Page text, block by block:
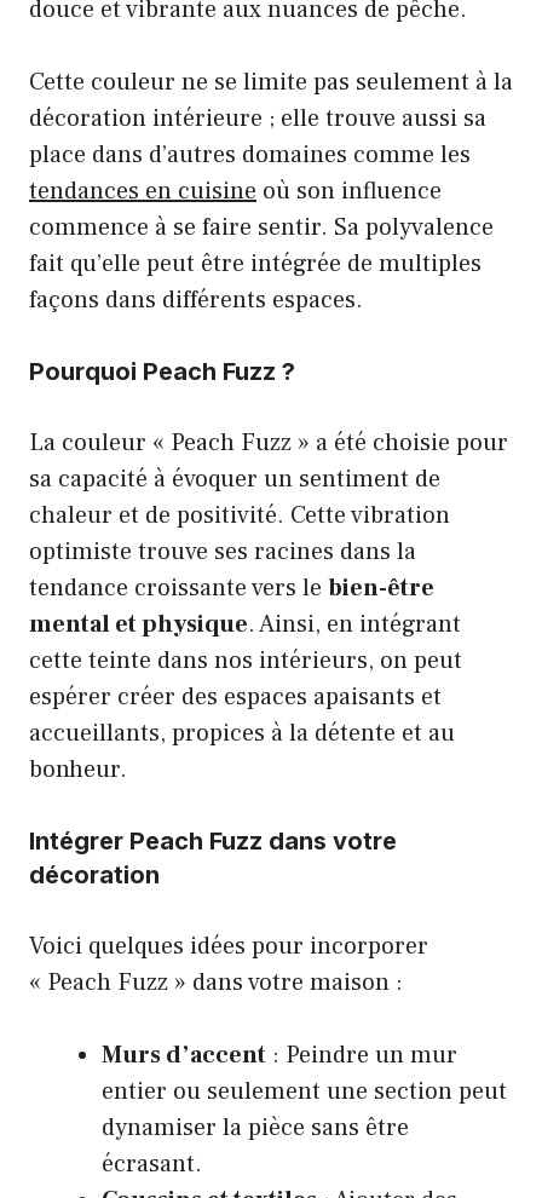
douce et vibrante aux nuances de pêche.
Cette couleur ne se limite pas seulement à la
décoration intérieure ; elle trouve aussi sa
place dans d’autres domaines comme les
tendances en cuisine où son influence
commence à se faire sentir. Sa polyvalence
fait qu’elle peut être intégrée de multiples
façons dans différents espaces.
Pourquoi Peach Fuzz ?
La couleur « Peach Fuzz » a été choisie pour
sa capacité à évoquer un sentiment de
chaleur et de positivité. Cette vibration
optimiste trouve ses racines dans la
tendance croissante vers le bien-être
mental et physique. Ainsi, en intégrant
cette teinte dans nos intérieurs, on peut
espérer créer des espaces apaisants et
accueillants, propices à la détente et au
bonheur.
Intégrer Peach Fuzz dans votre
décoration
Voici quelques idées pour incorporer
« Peach Fuzz » dans votre maison :
Murs d’accent : Peindre un mur
entier ou seulement une section peut
dynamiser la pièce sans être
écrasant.